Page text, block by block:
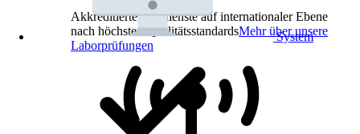
System
Akkreditierte Prüfdienste auf internationaler Ebene
nach höchsten QualitätsstandardsMehr über unsere
Laborprüfungen